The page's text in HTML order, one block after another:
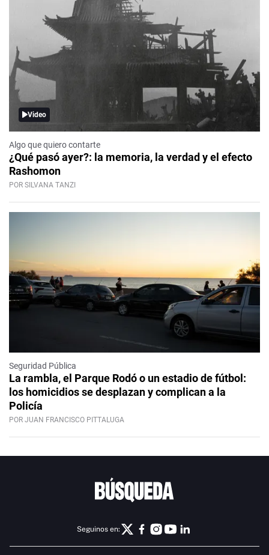
Video
Algo que quiero contarte
¿Qué pasó ayer?: la memoria, la verdad y el efecto
Rashomon
POR SILVANA TANZI
Seguridad Pública
La rambla, el Parque Rodó o un estadio de fútbol:
los homicidios se desplazan y complican a la
Policía
POR JUAN FRANCISCO PITTALUGA
Seguinos en: